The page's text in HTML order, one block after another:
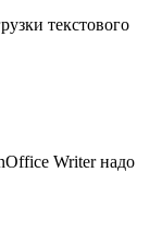
текстового
Writer надо